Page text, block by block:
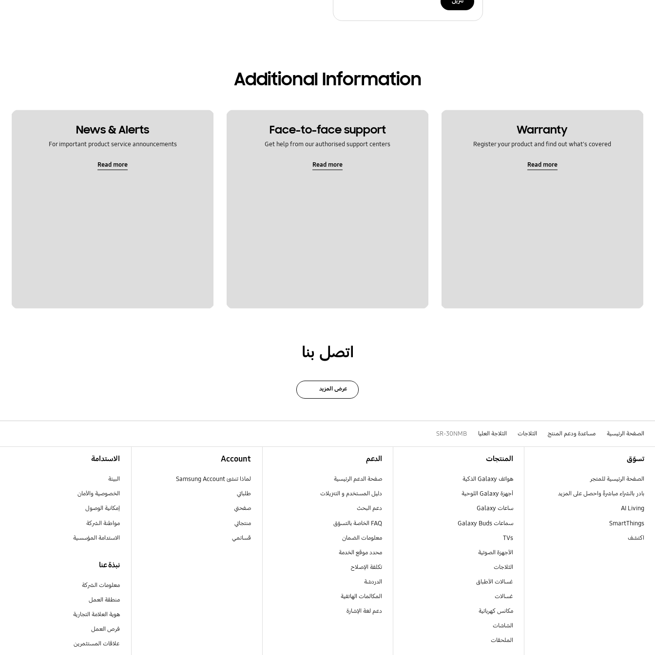
Additional Information
Warranty
Register your product and find out what's covered
Read more
Face-to-face support
Get help from our authorised support centers
Read more
News & Alerts
For important product service announcements
Read more
اتصل بنا
عرض المزيد
الصفحة الرئيسية مساعدة ودعم المنتج الثلاجات الثلاجة العليا SR-30NMB
تسوّق
الصفحة الرئيسية للمتجر
بادر بالشراء مباشرةً واحصل على المزيد
AI Living
SmartThings
اكتشف
المنتجات
هواتف Galaxy الذكية
أجهزة Galaxy اللوحية
ساعات Galaxy
سماعات Galaxy Buds
TVs
الأجهزة الصوتية
الثلاجات
غسالات الأطباق
غسالات
مكانس كهربائية
الشاشات
الملحقات
الدعم
صفحة الدعم الرئيسية
دليل المستخدم و التنزيلات
دعم البحث
FAQ الخاصة بالتسوّق
معلومات الضمان
محدد موقع الخدمة
تكلفة الإصلاح
الدردشة
المكالمات الهاتفية
دعم لغة الإشارة
Account
لماذا تنشئ Samsung Account
طلباتي
صفحتي
منتجاتي
قسائمي
الاستدامة
البيئة
الخصوصية والأمان
إمكانية الوصول
مواطنة الشركة
الاستدامة المؤسسية
نبذة عنا
معلومات الشركة
منطقة العمل
هوية العلامة التجارية
فرص العمل
علاقات المستثمرين